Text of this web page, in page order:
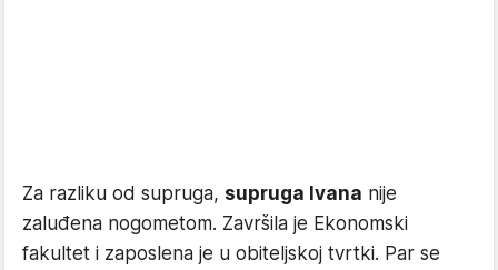
Za razliku od supruga, supruga Ivana nije
zaluđena nogometom. Završila je Ekonomski
fakultet i zaposlena je u obiteljskoj tvrtki. Par se